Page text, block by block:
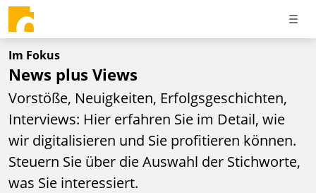
Im Fokus
News plus Views
Vorstöße, Neuigkeiten, Erfolgsgeschichten,
Interviews: Hier erfahren Sie im Detail, wie
wir digitalisieren und Sie profitieren können.
Steuern Sie über die Auswahl der Stichworte,
was Sie interessiert.